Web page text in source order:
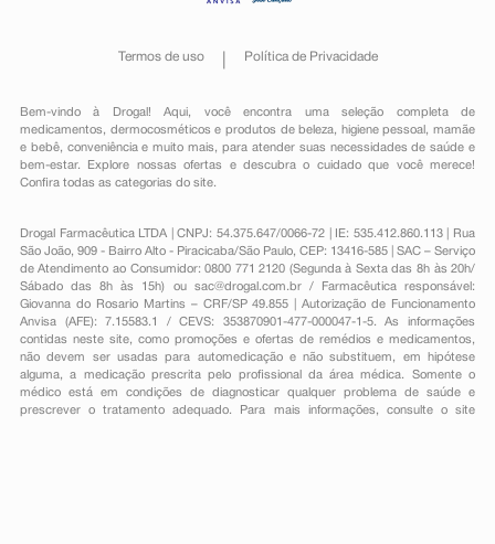
Termos de uso Política de Privacidade
Bem-vindo à Drogal! Aqui, você encontra uma seleção completa de
medicamentos , dermocosméticos e produtos de beleza, higiene pessoal ,mamãe
e bebê, conveniênciae muito mais, para atender suas necessidades de saúde e
bem-estar. Explore nossas ofertas e descubra o cuidado que você merece!
Confira todas as categorias do site.
Drogal Farmacêutica LTDA | CNPJ: 54.375.647/0066-72 | IE: 535.412.860.113 | Rua
São João, 909 - Bairro Alto - Piracicaba/São Paulo, CEP: 13416-585 | SAC – Serviço
de Atendimento ao Consumidor: 0800 771 2120 (Segunda à Sexta das 8h às 20h/
Sábado das 8h às 15h) ou sac@drogal.com.br/ Farmacêutica responsável:
Giovanna do Rosario Martins – CRF/SP 49.855 | Autorização de Funcionamento
Anvisa (AFE): 7.15583.1 / CEVS: 353870901-477-000047-1-5. As informações
contidas neste site, como promoções e ofertas de remédios e medicamentos,
não devem ser usadas para automedicação e não substituem, em hipótese
alguma, a medicação prescrita pelo profissional da área médica. Somente o
médico está em condições de diagnosticar qualquer problema de saúde e
prescrever o tratamento adequado. Para mais informações, consulte o site